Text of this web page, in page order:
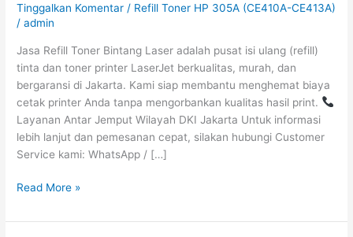
Tinggalkan Komentar / Refill Toner HP 305A (CE410A-CE413A)
/admin
Jasa Refill Toner Bintang Laser adalah pusat isi ulang (refill)
tinta dan toner printer LaserJet berkualitas, murah, dan
bergaransi di Jakarta. Kami siap membantu menghemat biaya
cetak printer Anda tanpa mengorbankan kualitas hasil print.
Layanan Antar Jemput Wilayah DKI Jakarta Untuk informasi
lebih lanjut dan pemesanan cepat, silakan hubungi Customer
Service kami: WhatsApp / […]
(CE410A,
CE411A,
CE412A,
CE413A)
Bergaransi
Read More »